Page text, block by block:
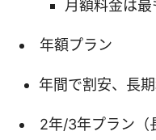
月額料金は
年額プラン
年間で割安、長
2年/3年プラン（